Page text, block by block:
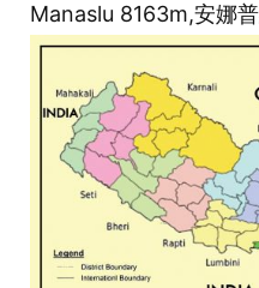
Manaslu 8163m,安娜